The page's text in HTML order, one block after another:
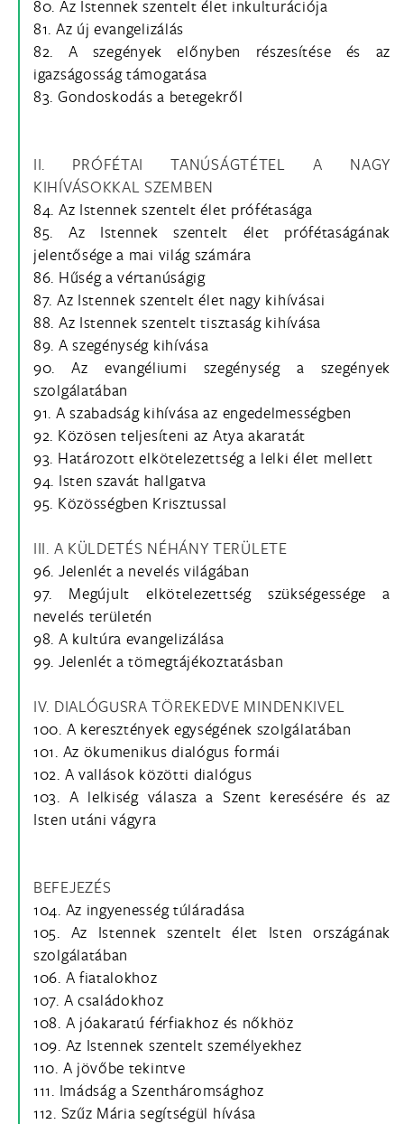
80. Az Istennek szentelt élet inkulturációja
81. Az új evangelizálás
82. A szegények előnyben részesítése és az
igazságosság támogatása
83. Gondoskodás a betegekről
II. PRÓFÉTAI TANÚSÁGTÉTEL A NAGY
KIHÍVÁSOKKAL SZEMBEN
84. Az Istennek szentelt élet prófétasága
85. Az Istennek szentelt élet prófétaságának
jelentősége a mai világ számára
86. Hűség a vértanúságig
87. Az Istennek szentelt élet nagy kihívásai
88. Az Istennek szentelt tisztaság kihívása
89. A szegénység kihívása
90. Az evangéliumi szegénység a szegények
szolgálatában
91. A szabadság kihívása az engedelmességben
92. Közösen teljesíteni az Atya akaratát
93. Határozott elkötelezettség a lelki élet mellett
94. Isten szavát hallgatva
95. Közösségben Krisztussal
III. A KÜLDETÉS NÉHÁNY TERÜLETE
96. Jelenlét a nevelés világában
97. Megújult elkötelezettség szükségessége a
nevelés területén
98. A kultúra evangelizálása
99. Jelenlét a tömegtájékoztatásban
IV. DIALÓGUSRA TÖREKEDVE MINDENKIVEL
100. A keresztények egységének szolgálatában
101. Az ökumenikus dialógus formái
102. A vallások közötti dialógus
103. A lelkiség válasza a Szent keresésére és az
Isten utáni vágyra
BEFEJEZÉS
104. Az ingyenesség túláradása
105. Az Istennek szentelt élet Isten országának
szolgálatában
106. A fiatalokhoz
107. A családokhoz
108. A jóakaratú férfiakhoz és nőkhöz
109. Az Istennek szentelt személyekhez
110. A jövőbe tekintve
111. Imádság a Szentháromsághoz
112. Szűz Mária segítségül hívása